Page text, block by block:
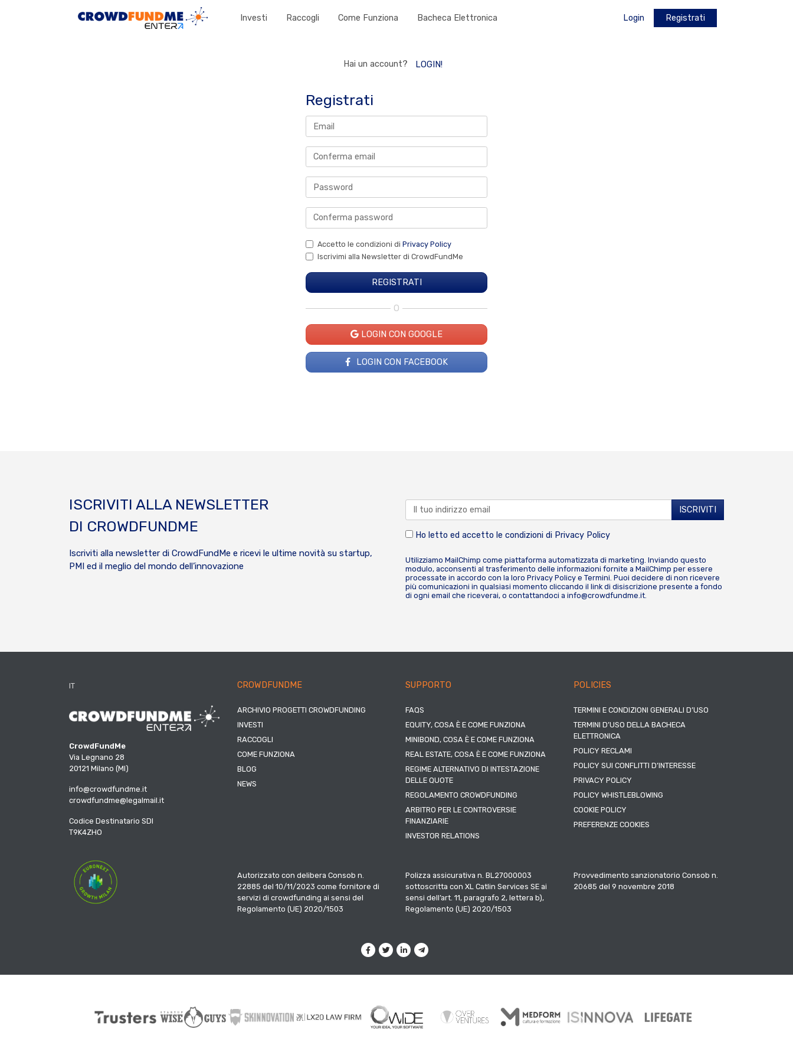
Investi Raccogli Come Funziona Bacheca Elettronica Login Registrati
Hai un account? LOGIN!
Registrati
Accetto le condizioni di Privacy Policy
Iscrivimi alla Newsletter di CrowdFundMe
O
LOGIN CON GOOGLE
LOGIN CON FACEBOOK
ISCRIVITI ALLA NEWSLETTER
DI CROWDFUNDME
Iscriviti alla newsletter di CrowdFundMe e ricevi le ultime novità su startup,
PMI ed il meglio del mondo dell’innovazione
Ho letto ed accetto le condizioni di Privacy Policy
Utilizziamo MailChimp come piattaforma automatizzata di marketing. Inviando questo
modulo, acconsenti al trasferimento delle informazioni fornite a MailChimp per essere
processate in accordo con la loro Privacy Policy e Termini. Puoi decidere di non ricevere
più comunicazioni in qualsiasi momento cliccando il link di disiscrizione presente a fondo
di ogni email che riceverai, o contattandoci a info@crowdfundme.it.
IT
CrowdFundMe
Via Legnano 28
20121 Milano (MI)
info@crowdfundme.it
crowdfundme@legalmail.it
Codice Destinatario SDI
T9K4ZHO
CROWDFUNDME
ARCHIVIO PROGETTI CROWDFUNDING
INVESTI
RACCOGLI
COME FUNZIONA
BLOG
NEWS
SUPPORTO
FAQS
EQUITY, COSA È E COME FUNZIONA
MINIBOND, COSA È E COME FUNZIONA
REAL ESTATE, COSA È E COME FUNZIONA
REGIME ALTERNATIVO DI INTESTAZIONE
DELLE QUOTE
REGOLAMENTO CROWDFUNDING
ARBITRO PER LE CONTROVERSIE
FINANZIARIE
INVESTOR RELATIONS
POLICIES
TERMINI E CONDIZIONI GENERALI D’USO
TERMINI D’USO DELLA BACHECA
ELETTRONICA
POLICY RECLAMI
POLICY SUI CONFLITTI D’INTERESSE
PRIVACY POLICY
POLICY WHISTLEBLOWING
COOKIE POLICY
PREFERENZE COOKIES
Autorizzato con delibera Consob n.
22885 del 10/11/2023 come fornitore di
servizi di crowdfunding ai sensi del
Regolamento (UE) 2020/1503
Polizza assicurativa n. BL27000003
sottoscritta con XL Catlin Services SE ai
sensi dell’art. 11, paragrafo 2, lettera b),
Regolamento (UE) 2020/1503
Provvedimento sanzionatorio Consob n.
20685 del 9 novembre 2018